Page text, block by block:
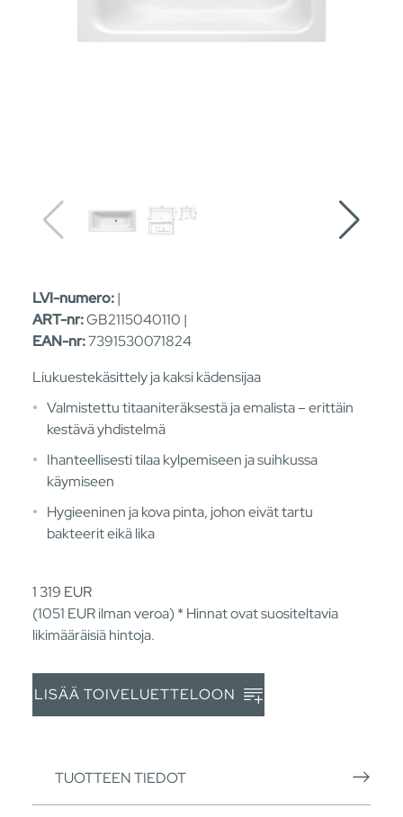
LVI-numero:|
ART-nr:GB2115040110 |
EAN-nr:7391530071824
Liukuestekäsittely ja kaksi kädensijaa
Valmistettu titaaniteräksestä ja emalista – erittäin
kestävä yhdistelmä
Ihanteellisesti tilaa kylpemiseen ja suihkussa
käymiseen
Hygieeninen ja kova pinta, johon eivät tartu
bakteerit eikä lika
1 319 EUR
(1051 EURilman veroa) * Hinnat ovat suositeltavia
likimääräisiä hintoja.
LISÄÄ TOIVELUETTELOON
TUOTTEEN TIEDOT